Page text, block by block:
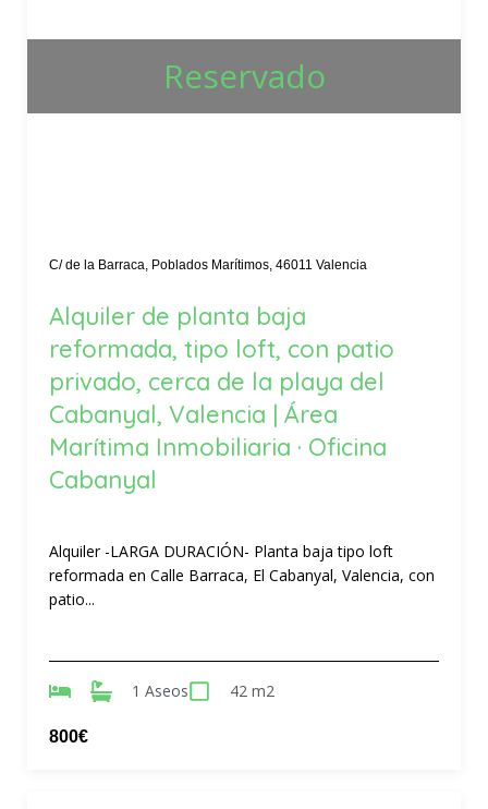
Reservado
C/ de la Barraca, Poblados Marítimos, 46011 Valencia
Alquiler de planta baja
reformada, tipo loft, con patio
privado, cerca de la playa del
Cabanyal, Valencia | Área
Marítima Inmobiliaria · Oficina
Cabanyal
Alquiler -LARGA DURACIÓN- Planta baja tipo loft
reformada en Calle Barraca, El Cabanyal, Valencia, con
patio...
1 Aseos 42 m2
800€